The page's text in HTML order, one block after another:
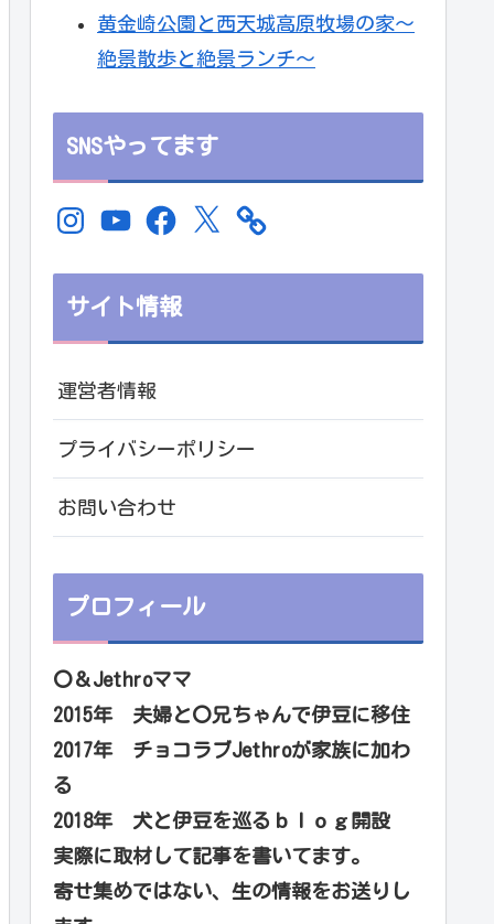
黄金崎公園と西天城高原牧場の家～
絶景散歩と絶景ランチ～
SNSやってます
InstagramYouTubeFacebook
X
サイト情報
運営者情報
プライバシーポリシー
お問い合わせ
プロフィール
〇＆Jethroママ
2015年 夫婦と〇兄ちゃんで伊豆に移住
2017年 チョコラブJethroが家族に加わ
る
2018年 犬と伊豆を巡るｂｌｏｇ開設
実際に取材して記事を書いてます。
寄せ集めではない、生の情報をお送りし